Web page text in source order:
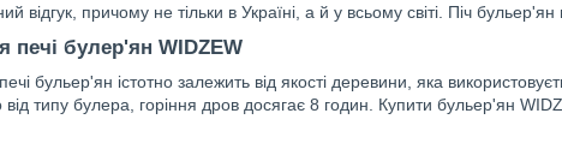
відгук, причому не тільки в Україні, а й у всьому світі. Піч бульер'ян
печі булер'ян WIDZEW
бульер'ян істотно залежить від якості деревини, яка
типу булера, горіння дров досягає 8 годин. Купити бульер'ян